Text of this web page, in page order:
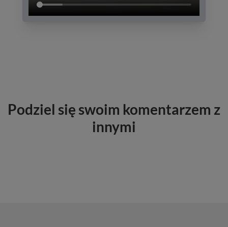
Podziel się swoim komentarzem z
innymi